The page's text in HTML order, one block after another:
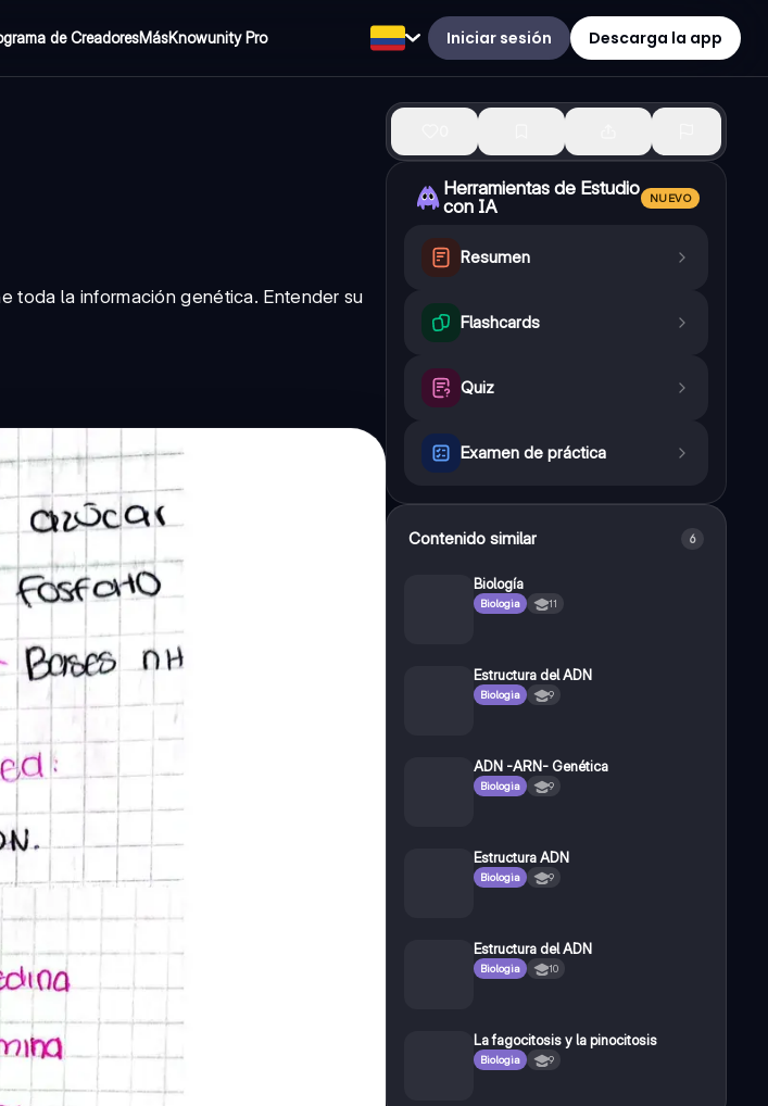
de CreadoresMásKnowunity Pro Iniciar sesión Descarga la app
toda la información genética. Entender su
Herramientas de Estudio
con IA
NUEVO
Resumen
Flashcards
Quiz
Examen de práctica
Contenido similar 6
Biología
Biologia 11
Estructura del ADN
Biologia 9
ADN -ARN- Genética
Biologia 9
Estructura ADN
Biologia 9
Estructura del ADN
Biologia 10
La fagocitosis y la pinocitosis
Biologia 9